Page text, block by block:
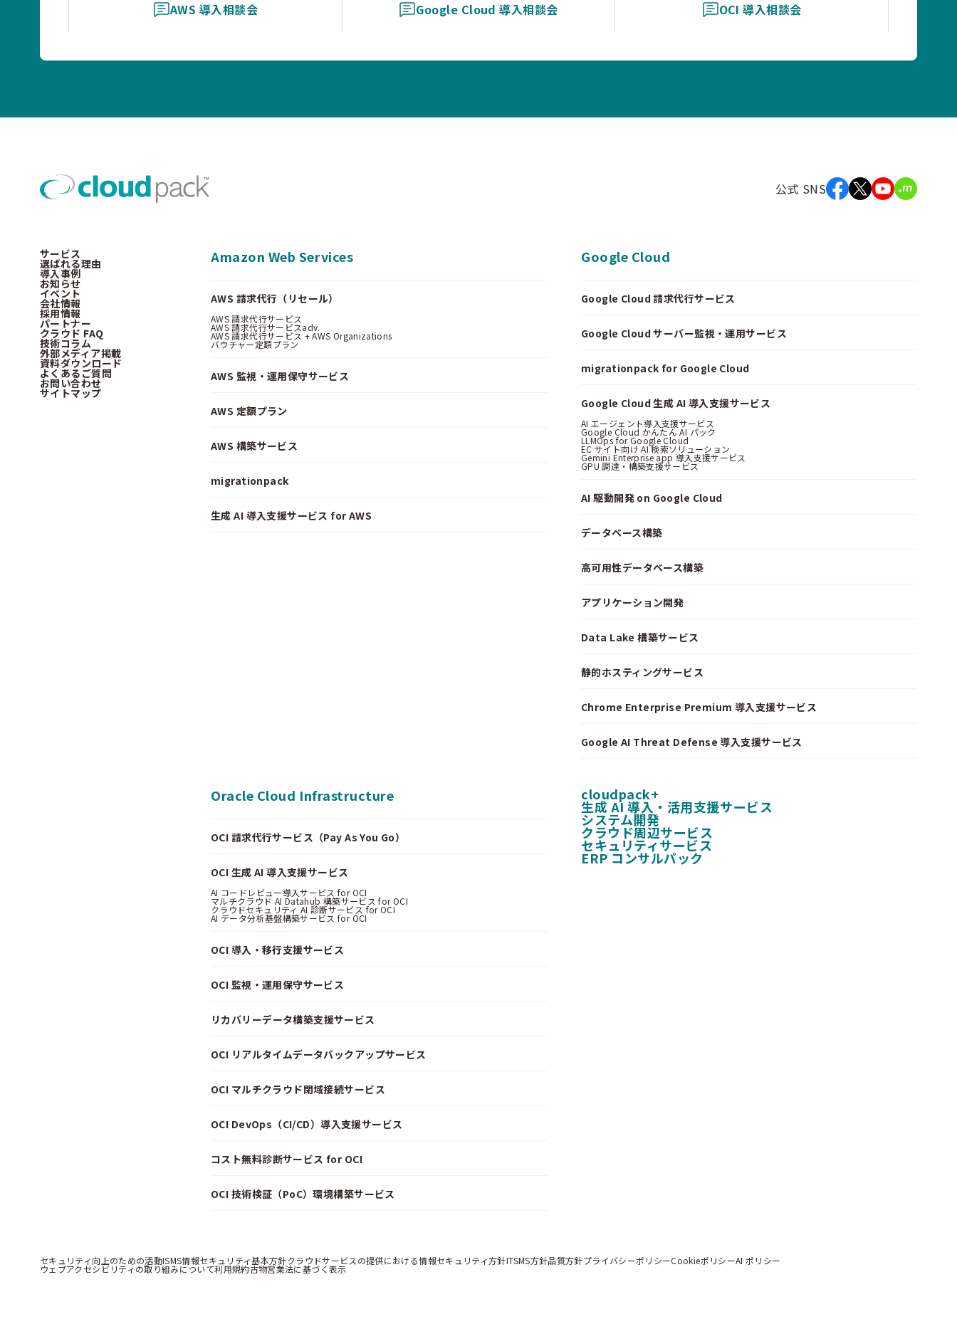
AWS 導入相談会 Google Cloud 導入相談会 OCI 導入相談会
公式 SNS
サービス
選ばれる理由
導入事例
お知らせ
イベント
会社情報
採用情報
パートナー
クラウド FAQ
技術コラム
外部メディア掲載
資料ダウンロード
よくあるご質問
お問い合わせ
サイトマップ
Amazon Web Services
AWS 請求代行（リセール）
AWS 請求代行サービス
AWS 請求代行サービスadv.
AWS 請求代行サービス + AWS Organizations
バウチャー定額プラン
AWS 監視・運用保守サービス
AWS 定額プラン
AWS 構築サービス
migrationpack
生成 AI 導入支援サービス for AWS
Google Cloud
Google Cloud 請求代行サービス
Google Cloud サーバー監視・運用サービス
migrationpack for Google Cloud
Google Cloud 生成 AI 導入支援サービス
AI エージェント導入支援サービス
Google Cloud かんたん AI パック
LLMOps for Google Cloud
EC サイト向け AI 検索ソリューション
Gemini Enterprise app 導入支援サービス
GPU 調達・構築支援サービス
AI 駆動開発 on Google Cloud
データベース構築
高可用性データベース構築
アプリケーション開発
Data Lake 構築サービス
静的ホスティングサービス
Chrome Enterprise Premium 導入支援サービス
Google AI Threat Defense 導入支援サービス
Oracle Cloud Infrastructure
OCI 請求代行サービス（Pay As You Go）
OCI 生成 AI 導入支援サービス
AI コードレビュー導入サービス for OCI
マルチクラウド AI Datahub 構築サービス for OCI
クラウドセキュリティ AI 診断サービス for OCI
AI データ分析基盤構築サービス for OCI
OCI 導入・移行支援サービス
OCI 監視・運用保守サービス
リカバリーデータ構築支援サービス
OCI リアルタイムデータバックアップサービス
OCI マルチクラウド閉域接続サービス
OCI DevOps（CI/CD）導入支援サービス
コスト無料診断サービス for OCI
OCI 技術検証（PoC）環境構築サービス
cloudpack+
生成 AI 導入・活用支援サービス
システム開発
クラウド周辺サービス
セキュリティサービス
ERP コンサルパック
セキュリティ向上のための活動ISMS情報セキュリティ基本方針クラウドサービスの提供における情報セキュリティ方針ITSMS方針品質方針プライバシーポリシーCookieポリシーAI ポリシー
ウェブアクセシビリティの取り組みについて利用規約古物営業法に基づく表示